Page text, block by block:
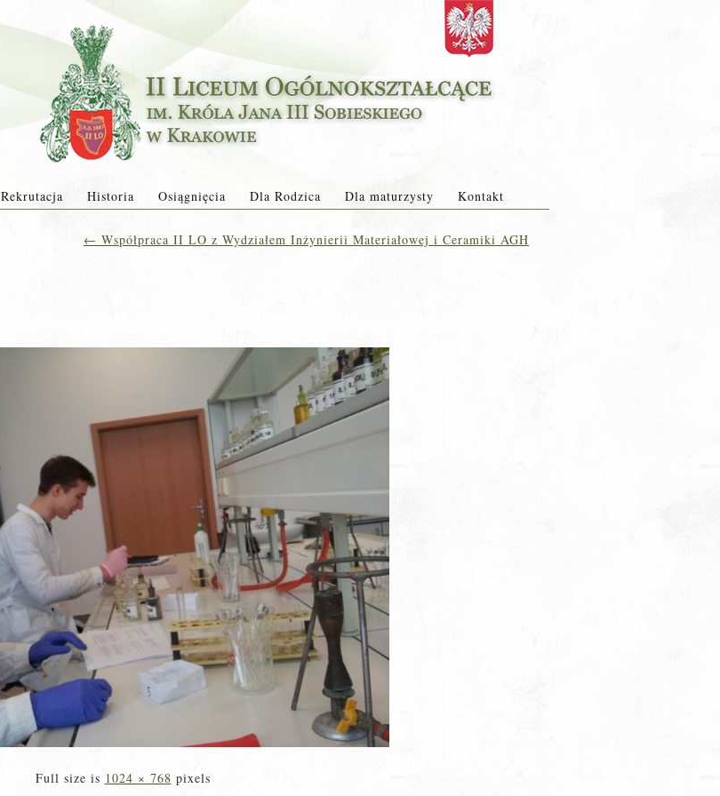
Rekrutacja Historia Osiągnięcia Dla Rodzica Dla maturzysty Kontakt
← Współpraca II LO z Wydziałem Inżynierii Materiałowej i Ceramiki AGH
Full size is 1024 × 768 pixels